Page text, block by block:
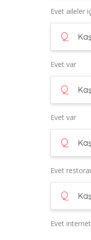
Evet aileler
Q
Evet var
Q
Evet var
Q
Evet
Q
Evet